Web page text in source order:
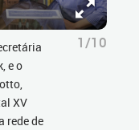
e o
XV
rede de
1/10